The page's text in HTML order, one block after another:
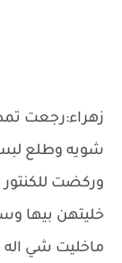
زهراء:رجعت
شويه وطلع
وركضت
خليتهن بيها
ماخليت شي